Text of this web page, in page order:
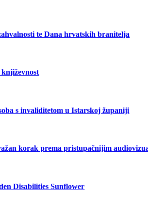
te Dana hrvatskih branitelja
s invaliditetom u Istarskoj županiji
korak prema pristupačnijim
Disabilities Sunflower